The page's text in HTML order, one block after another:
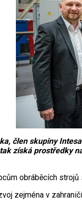
člen skupiny
získá prostředky
obráběcích
zejména v